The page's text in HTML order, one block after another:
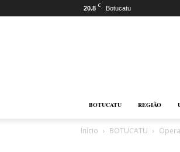
20.8 C Botucatu
BOTUCATU REGIÃO
Início BOTUCATU